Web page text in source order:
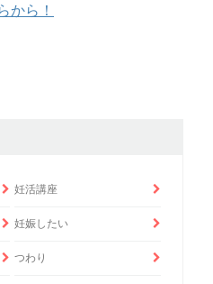
から！
妊活講座
妊娠したい
つわり